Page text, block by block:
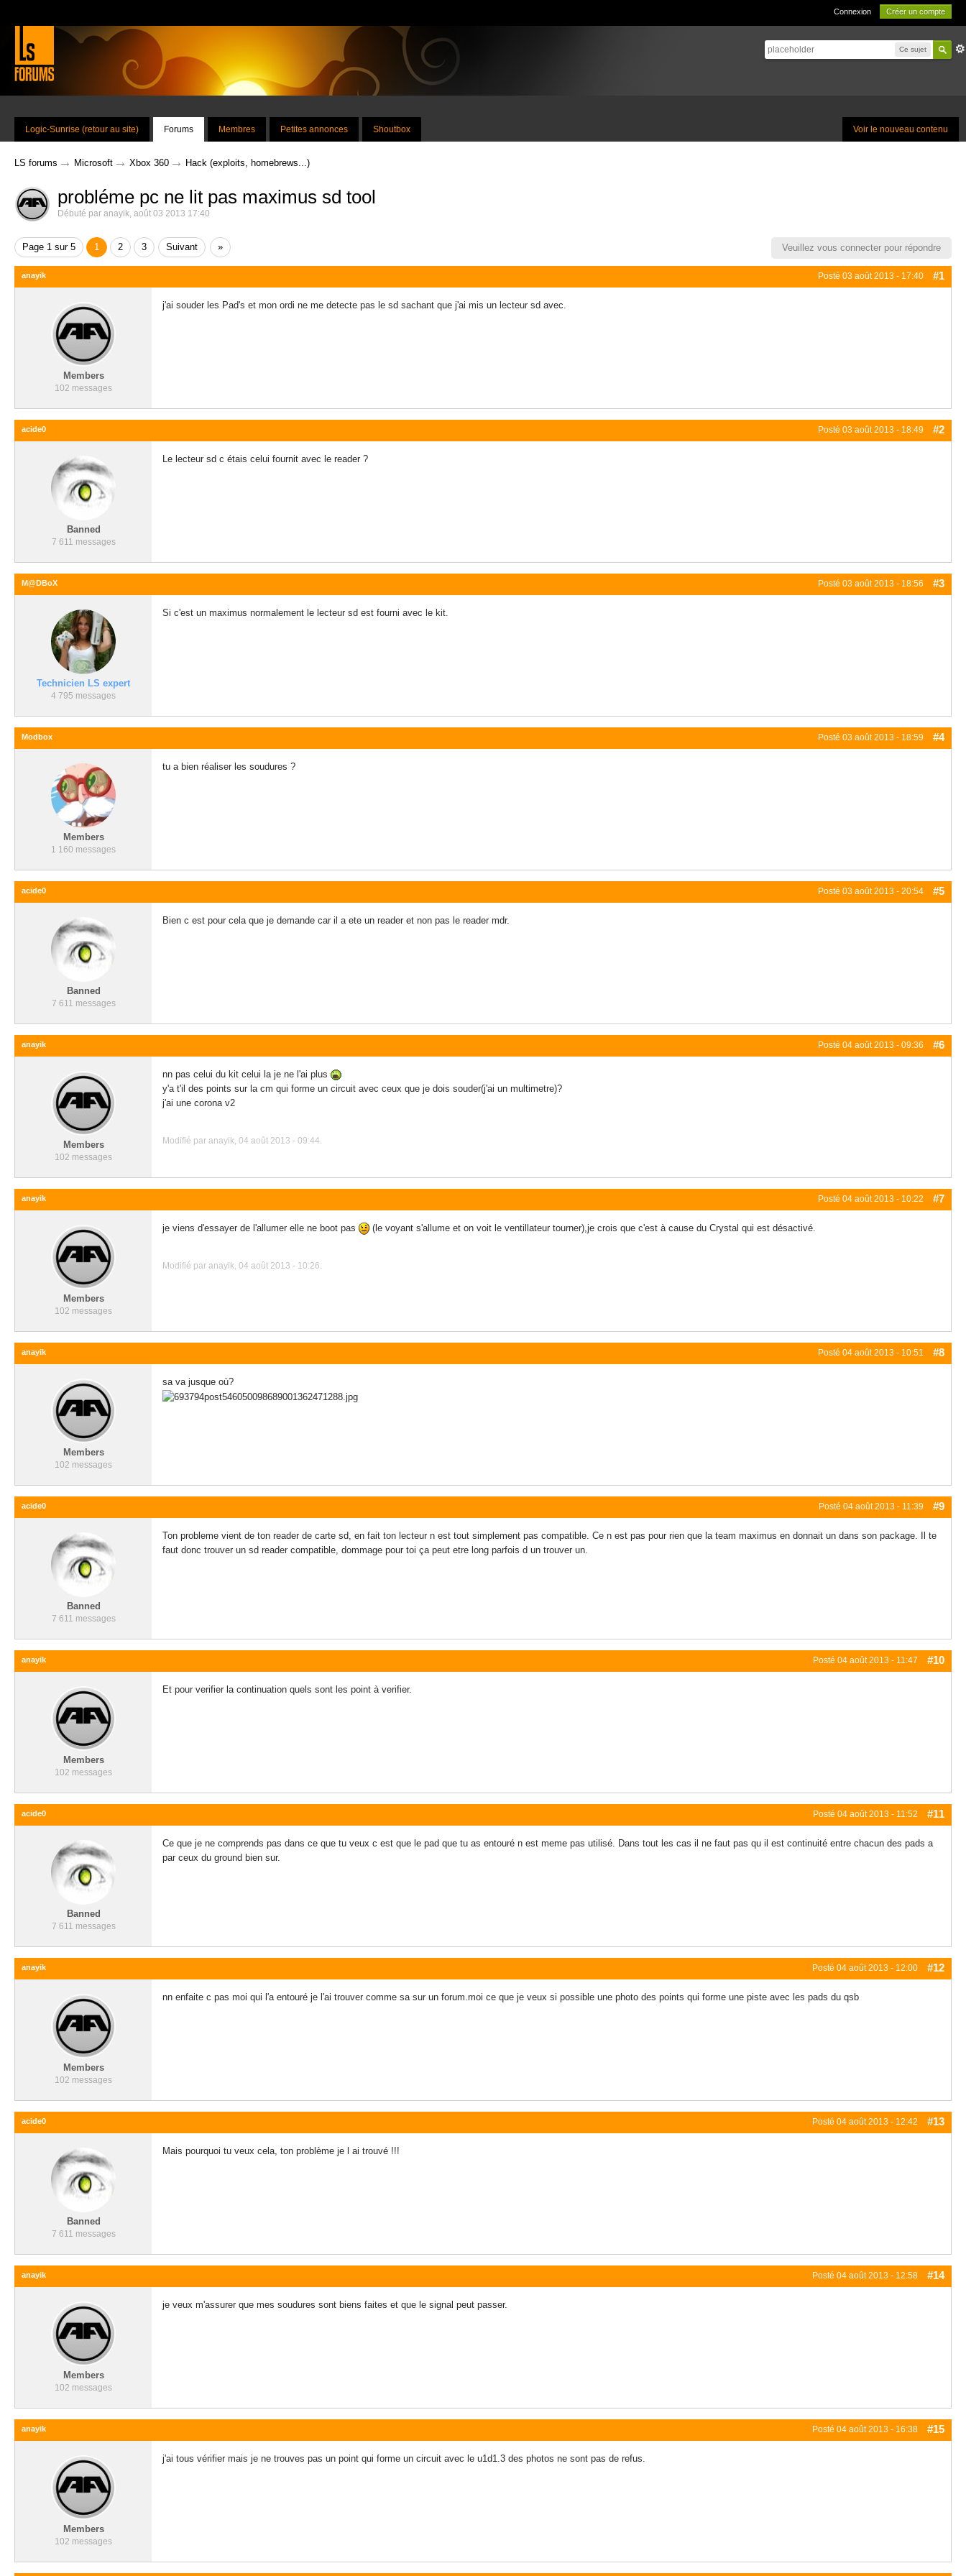
Connexion Créer un compte
Ce sujet
Voir le nouveau contenu
Logic-Sunrise (retour au site) Forums Membres Petites annonces Shoutbox
LS forums → Microsoft → Xbox 360 → Hack (exploits, homebrews...)
probléme pc ne lit pas maximus sd tool
Débuté par anayik, août 03 2013 17:40
Page 1 sur 5 1 2 3 Suivant » Veuillez vous connecter pour répondre
Posté 03 août 2013 - 17:40 #1
anayik
Members
102 messages
j'ai souder les Pad's et mon ordi ne me detecte pas le sd sachant que j'ai mis un lecteur sd avec.
Posté 03 août 2013 - 18:49 #2
acide0
Banned
7 611 messages
Le lecteur sd c étais celui fournit avec le reader ?
Posté 03 août 2013 - 18:56 #3
M@DBoX
Technicien LS expert
4 795 messages
Si c'est un maximus normalement le lecteur sd est fourni avec le kit.
Posté 03 août 2013 - 18:59 #4
Modbox
Members
1 160 messages
tu a bien réaliser les soudures ?
Posté 03 août 2013 - 20:54 #5
acide0
Banned
7 611 messages
Bien c est pour cela que je demande car il a ete un reader et non pas le reader mdr.
Posté 04 août 2013 - 09:36 #6
anayik
Members
102 messages
nn pas celui du kit celui la je ne l'ai plus
y'a t'il des points sur la cm qui forme un circuit avec ceux que je dois souder(j'ai un multimetre)?
j'ai une corona v2
Modifié par anayik, 04 août 2013 - 09:44.
Posté 04 août 2013 - 10:22 #7
anayik
Members
102 messages
je viens d'essayer de l'allumer elle ne boot pas (le voyant s'allume et on voit le ventillateur tourner),je crois que c'est à cause du Crystal qui est désactivé.
Modifié par anayik, 04 août 2013 - 10:26.
Posté 04 août 2013 - 10:51 #8
anayik
Members
102 messages
sa va jusque où?
Posté 04 août 2013 - 11:39 #9
acide0
Banned
7 611 messages
Ton probleme vient de ton reader de carte sd, en fait ton lecteur n est tout simplement pas compatible. Ce n est pas pour rien que la team maximus en donnait un dans son package. Il te
faut donc trouver un sd reader compatible, dommage pour toi ça peut etre long parfois d un trouver un.
Posté 04 août 2013 - 11:47 #10
anayik
Members
102 messages
Et pour verifier la continuation quels sont les point à verifier.
Posté 04 août 2013 - 11:52 #11
acide0
Banned
7 611 messages
Ce que je ne comprends pas dans ce que tu veux c est que le pad que tu as entouré n est meme pas utilisé. Dans tout les cas il ne faut pas qu il est continuité entre chacun des pads a
par ceux du ground bien sur.
Posté 04 août 2013 - 12:00 #12
anayik
Members
102 messages
nn enfaite c pas moi qui l'a entouré je l'ai trouver comme sa sur un forum.moi ce que je veux si possible une photo des points qui forme une piste avec les pads du qsb
Posté 04 août 2013 - 12:42 #13
acide0
Banned
7 611 messages
Mais pourquoi tu veux cela, ton problème je l ai trouvé !!!
Posté 04 août 2013 - 12:58 #14
anayik
Members
102 messages
je veux m'assurer que mes soudures sont biens faites et que le signal peut passer.
Posté 04 août 2013 - 16:38 #15
anayik
Members
102 messages
j'ai tous vérifier mais je ne trouves pas un point qui forme un circuit avec le u1d1.3 des photos ne sont pas de refus.